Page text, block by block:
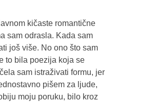
kičaste romantične
sam odrasla. Kada sam
još više. No ono što sam
to bila poezija koja se
sam istraživati formu, jer
pišem za ljude,
moju poruku, bilo kroz